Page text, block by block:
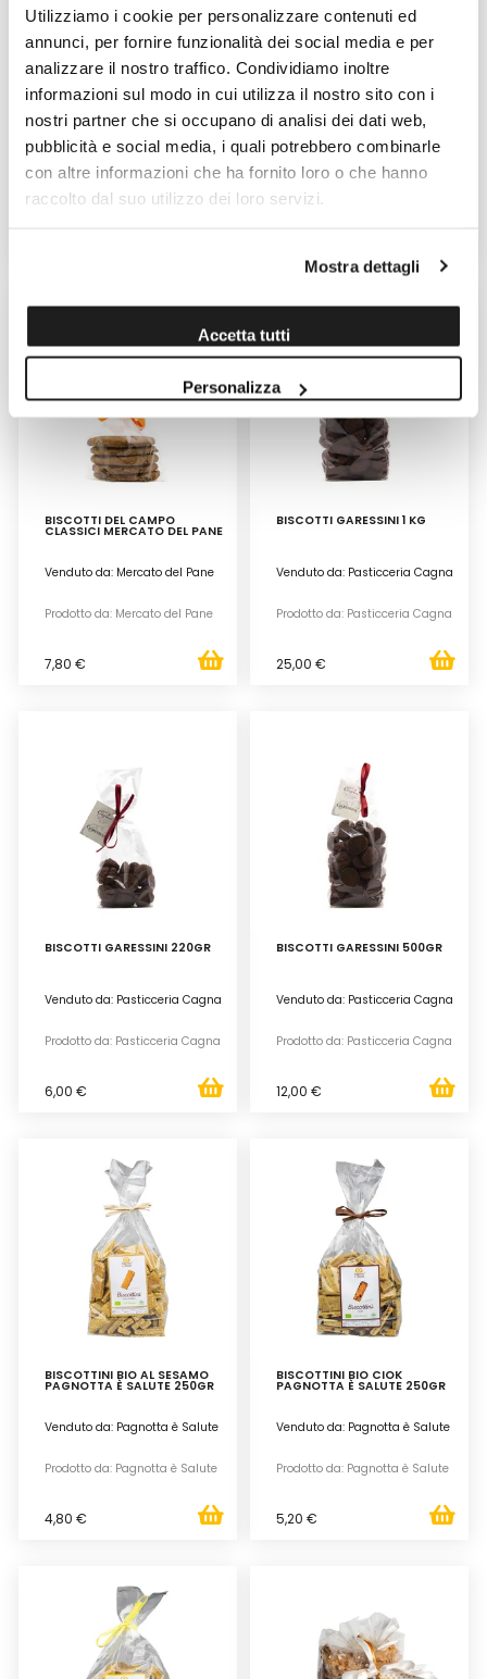
Utilizziamo i cookie per personalizzare contenuti ed
annunci, per fornire funzionalità dei social media e per
analizzare il nostro traffico. Condividiamo inoltre
informazioni sul modo in cui utilizza il nostro sito con i
nostri partner che si occupano di analisi dei dati web,
pubblicità e social media, i quali potrebbero combinarle
con altre informazioni che ha fornito loro o che hanno
raccolto dal suo utilizzo dei loro servizi.
Mostra dettagli
Accetta tutti
Personalizza
BISCOTTI ALLE NOCCIOLE
Venduto da: Pasticceria Cagna
BISCOTTI DEL CAMPO AL
CACAO MERCATO DEL PANE
Venduto da: Mercato del Pane
BISCOTTI DEL CAMPO
CLASSICI MERCATO DEL PANE
Venduto da: Mercato del Pane
Prodotto da: Mercato del Pane
7,80 €
BISCOTTI GARESSINI 1 KG
Venduto da: Pasticceria Cagna
Prodotto da: Pasticceria Cagna
25,00 €
BISCOTTI GARESSINI 220GR
Venduto da: Pasticceria Cagna
Prodotto da: Pasticceria Cagna
6,00 €
BISCOTTI GARESSINI 500GR
Venduto da: Pasticceria Cagna
Prodotto da: Pasticceria Cagna
12,00 €
BISCOTTINI BIO AL SESAMO
PAGNOTTA È SALUTE 250GR
Venduto da: Pagnotta è Salute
Prodotto da: Pagnotta è Salute
4,80 €
BISCOTTINI BIO CIOK
PAGNOTTA È SALUTE 250GR
Venduto da: Pagnotta è Salute
Prodotto da: Pagnotta è Salute
5,20 €